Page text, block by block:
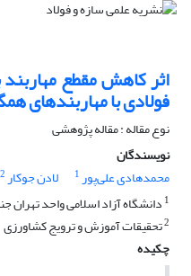
اثر کاهش مقطع مهاربند
فولادی با مهاربندهای
نوع مقاله : مقاله پژوهشی
نویسندگان
محمدهادی علی‌پور1 لادن جوکار2
1 دانشگاه آزاد اسلامی واحد تهران
2تحقیقات آموزش و ترویج کشاورزی
چکیده